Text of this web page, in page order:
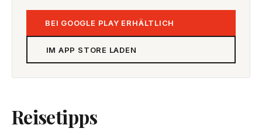
BEI GOOGLE PLAY ERHÄLTLICH
IM APP STORE LADEN
Reisetipps